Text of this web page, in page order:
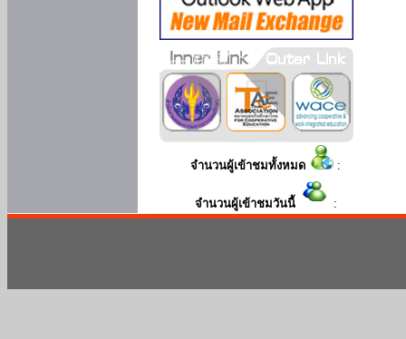
จำนวนผู้เข้าชมทั้งหมด :
จำนวนผู้เข้าชมวันนี้ :